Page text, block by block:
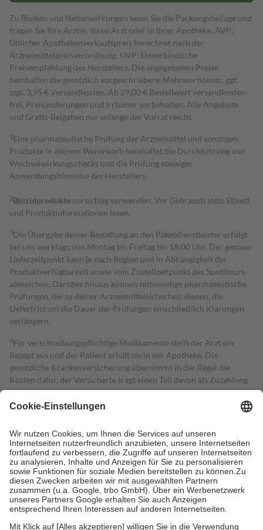
Zu Risiken und Nebenwirkungen lesen Sie die Packungsbeilage und
fragen Sie Ihre Ärztin, Ihren Arzt oder in Ihrer Apotheke. AVP:
Üblicher Apothekenverkaufspreis berechnet nach der
Arzneimittelpreisverordnung. UVP: Unverbindliche
Preisempfehlung des Herstellers. Die angegebenen Preise
beinhalten die gesetzlich vorgeschriebene Mehrwertsteuer, ggf.
zzgl. 3,95 € Versandkosten. Ab 29,00 € Bestell­wert versand­kosten­
frei. Preisänderungen und Irrtümer vorbehalten. Alle Angebote
und Gratis-Beigaben nur solange der Vorrat reicht.
1 Eine pharmazeutische Prüfung der Arzneimittel und sonstigen
Produkte in deinem Warenkorb beinhaltet die Durchführung von
Wechselwirkungschecks und die Prüfung etwaiger
Anwendungshinweise des Herstellers.
2Biozidproduktevorsichtig verwenden. Vor Gebrauch stets Etikett
und Produktinformationen lesen.
3Die Übergabe deiner Bestellung an den Paketdienstleister erfolgt
bei uns werktags von Montag bis Freitag bis 18:00 Uhr. Der genaue
Lieferzeitpunkt kann je nach Region und in Abhängigkeit der
Produktverfügbarkeit sowie vom Zustellzeitpunkt des Spediteurs
abweichen. Darüber hinaus können notwendige pharmazeutische
Prüfungen, die zu deiner Arzneimittelsicherheit dienen, die
Lieferfrist um die Dauer der Prüfungen einschließlich Klärungen
verlängern.
4Für verschreibungspflichtige Medikamente stellt der Arzt ein
Rezept aus und der Patient erhält sie in der Apotheke. Die
gesetzliche Krankenversicherung übernimmt in der Regel die
Kosten dafür, der Versicherte trägt einen Teil davon als Zuzahlung
mit.
Grundsätzlich leisten Mitglieder Zuzahlungen in Höhe von zehn
höchstens zehn Euro.
Es sind jedoch nie mehr als die tatsächlichen
Kosten der Leistung zu entrichten.
Diese Regeln gelten grundsätzlich auch für Online-Apotheken.
Bei Heilmitteln und häuslicher Krankenpflege beträgt die
Zuzahlung zehn Prozent der Kosten sowie zehn Euro je
Verordnung.
Um das Engagement der Versicherten für ihre eigene Gesundheit zu
stärken und die besondere Stellung der Familie zu unterstützen,
fallenkeine Zuzahlungenan bei: